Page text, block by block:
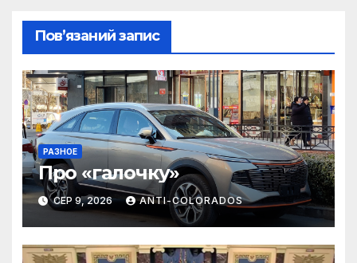
Пов’язаний запис
РАЗНОЕ
Про «галочку»
СЕР 9, 2026 ANTI-COLORADOS